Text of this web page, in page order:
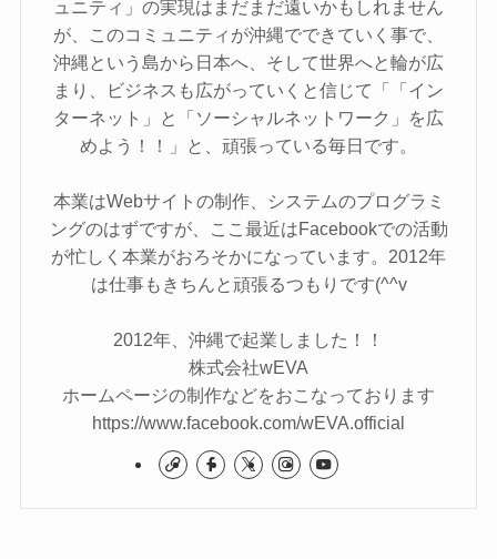
ュニティ」の実現はまだまだ遠いかもしれません
が、このコミュニティが沖縄でできていく事で、
沖縄という島から日本へ、そして世界へと輪が広
まり、ビジネスも広がっていくと信じて「「イン
ターネット」と「ソーシャルネットワーク」を広
めよう！！」と、頑張っている毎日です。
本業はWebサイトの制作、システムのプログラミ
ングのはずですが、ここ最近はFacebookでの活動
が忙しく本業がおろそかになっています。2012年
は仕事もきちんと頑張るつもりです(^^v
2012年、沖縄で起業しました！！
株式会社wEVA
ホームページの制作などをおこなっております
https://www.facebook.com/wEVA.official